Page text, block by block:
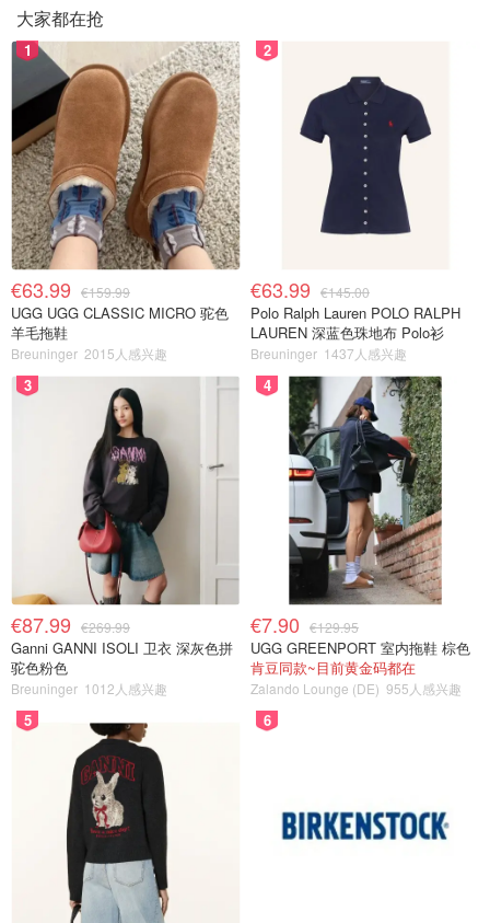
大家都在抢
1
€63.99 €159.99
UGG UGG CLASSIC MICRO 驼色
羊毛拖鞋
Breuninger 2015人感兴趣
2
€63.99 €145.00
Polo Ralph Lauren POLO RALPH
LAUREN 深蓝色珠地布 Polo衫
Breuninger 1437人感兴趣
3
€87.99 €269.99
Ganni GANNI ISOLI 卫衣 深灰色拼
驼色粉色
Breuninger 1012人感兴趣
4
€7.90 €129.95
UGG GREENPORT 室内拖鞋 棕色
肯豆同款~目前黄金码都在
Zalando Lounge (DE) 955人感兴趣
5 6